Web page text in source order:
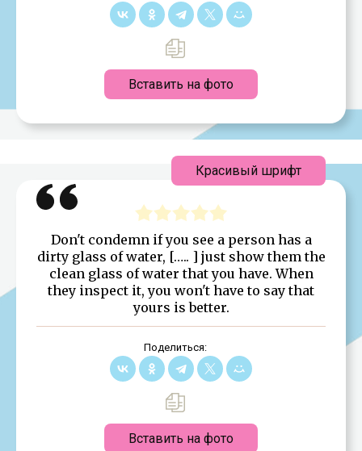
Вставить на фото
Don't condemn if you see a person has a
dirty glass of water, [….. ] just show them the
clean glass of water that you have. When
they inspect it, you won't have to say that
yours is better.
Поделиться:
Вставить на фото
Красивый шрифт